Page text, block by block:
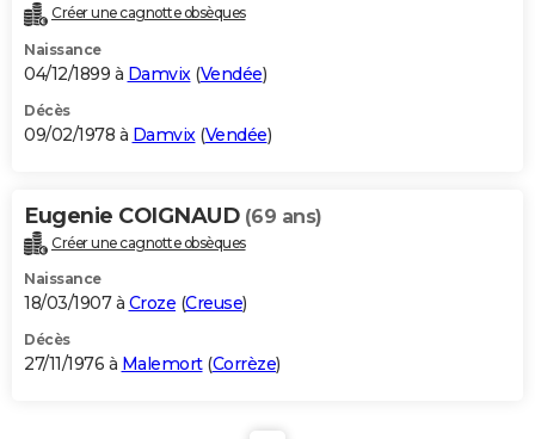
Créer une cagnotte obsèques
Naissance
04/12/1899 à Damvix (Vendée)
Décès
09/02/1978 à Damvix (Vendée)
Eugenie COIGNAUD (69 ans)
Créer une cagnotte obsèques
Naissance
18/03/1907 à Croze (Creuse)
Décès
27/11/1976 à Malemort(Corrèze)